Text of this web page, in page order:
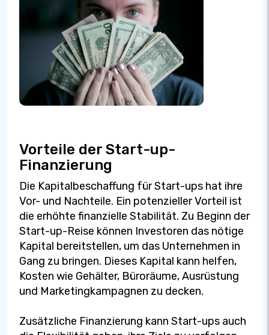
Vorteile der Start-up-
Finanzierung
Die Kapitalbeschaffung für Start-ups hat ihre
Vor- und Nachteile. Ein potenzieller Vorteil ist
die erhöhte finanzielle Stabilität. Zu Beginn der
Start-up-Reise können Investoren das nötige
Kapital bereitstellen, um das Unternehmen in
Gang zu bringen. Dieses Kapital kann helfen,
Kosten wie Gehälter, Büroräume, Ausrüstung
und Marketingkampagnen zu decken.
Zusätzliche Finanzierung kann Start-ups auch